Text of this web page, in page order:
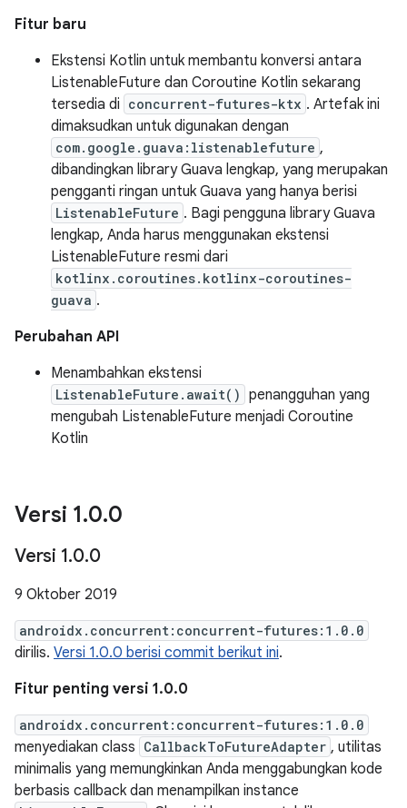
Fitur baru
Ekstensi Kotlin untuk membantu konversi antara
ListenableFuture dan Coroutine Kotlin sekarang
tersedia di concurrent-futures-ktx . Artefak ini
dimaksudkan untuk digunakan dengan
com.google.guava:listenablefuture ,
dibandingkan library Guava lengkap, yang merupakan
pengganti ringan untuk Guava yang hanya berisi
ListenableFuture . Bagi pengguna library Guava
lengkap, Anda harus menggunakan ekstensi
ListenableFuture resmi dari
kotlinx.coroutines.kotlinx-coroutines-
guava .
Perubahan API
Menambahkan ekstensi
ListenableFuture.await() penangguhan yang
mengubah ListenableFuture menjadi Coroutine
Kotlin
Versi 1.0.0
Versi 1.0.0
9 Oktober 2019
androidx.concurrent:concurrent-futures:1.0.0
dirilis. Versi 1.0.0 berisi commit berikut ini.
Fitur penting versi 1.0.0
androidx.concurrent:concurrent-futures:1.0.0
menyediakan class CallbackToFutureAdapter , utilitas
minimalis yang memungkinkan Anda menggabungkan kode
berbasis callback dan menampilkan instance